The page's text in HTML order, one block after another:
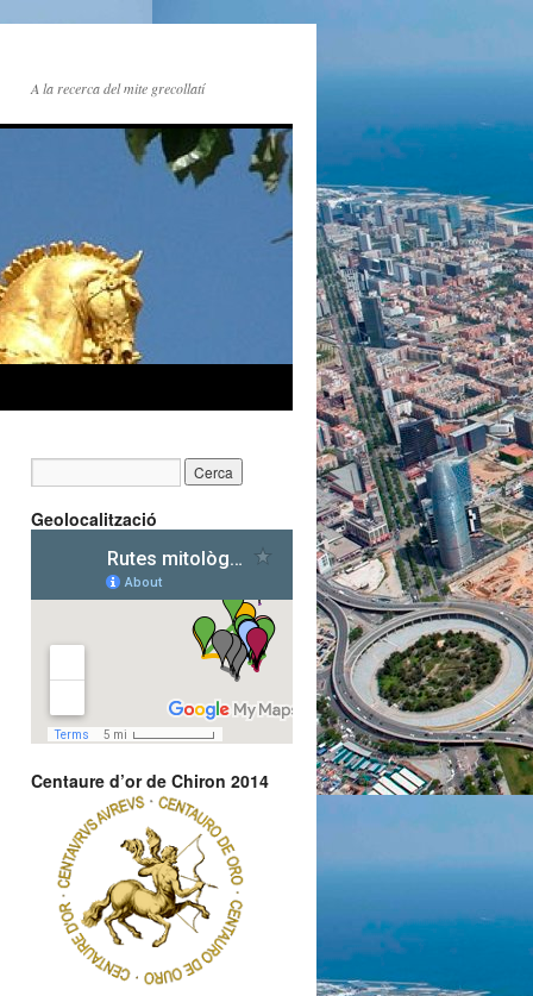
A la recerca del mite grecollatí
Geolocalització
Centaure d’or de Chiron 2014